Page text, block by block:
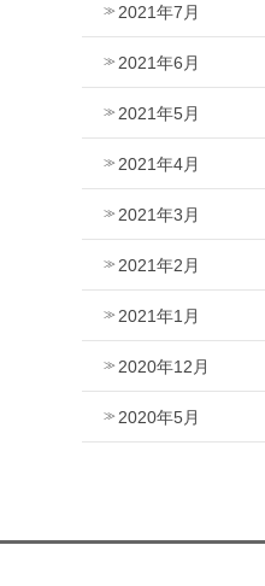
2021年7月
2021年6月
2021年5月
2021年4月
2021年3月
2021年2月
2021年1月
2020年12月
2020年5月